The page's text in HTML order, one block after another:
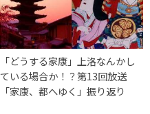
「どうする家康」上洛なんかし
ている場合か！？第13回放送
「家康、都へゆく」振り返り